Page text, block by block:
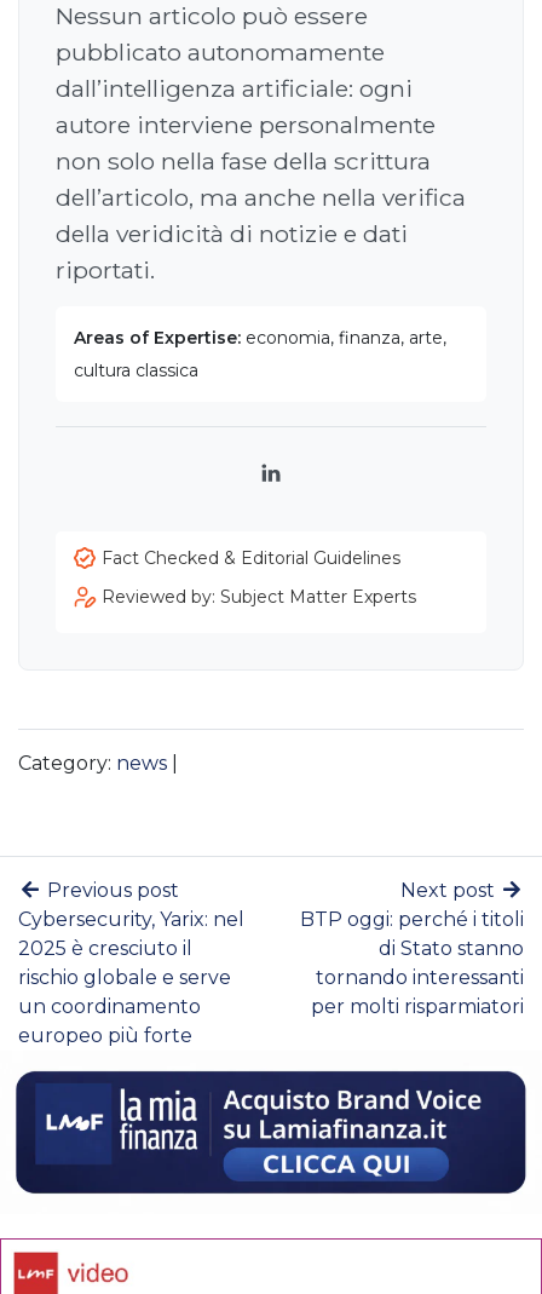
Nessun articolo può essere
pubblicato autonomamente
dall’intelligenza artificiale: ogni
autore interviene personalmente
non solo nella fase della scrittura
dell’articolo, ma anche nella verifica
della veridicità di notizie e dati
riportati.
Areas of Expertise: economia, finanza, arte,
cultura classica
LinkedIn
Fact Checked & Editorial Guidelines
Reviewed by: Subject Matter Experts
Category: news
Previous post
Cybersecurity, Yarix: nel
2025 è cresciuto il
rischio globale e serve
un coordinamento
europeo più forte
Next post
BTP oggi: perché i titoli
di Stato stanno
tornando interessanti
per molti risparmiatori